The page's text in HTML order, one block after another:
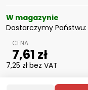
W magazynie
Dostarczymy Państwu:
7,61 zł
7,25 zł bez VAT